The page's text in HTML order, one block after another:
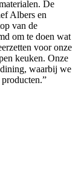
De
Albers en
van de
om te doen wat
voor onze
keuken. Onze
waarbij we